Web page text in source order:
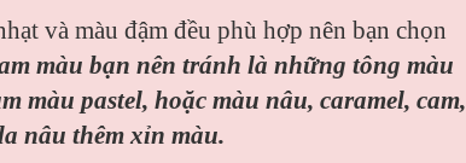
và màu đậm đều phù hợp nên bạn chọn
màu bạn nên tránh là những tông màu
màu pastel, hoặc màu nâu, caramel, cam,
nâu thêm xỉn màu.